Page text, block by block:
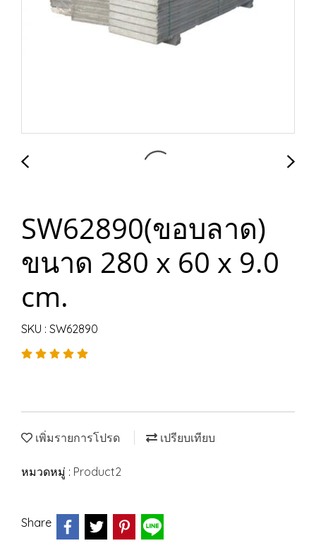
SW62890(ขอบลาด)
ขนาด 280 x 60 x 9.0
cm.
SKU : SW62890
เพิ่มรายการโปรด เปรียบเทียบ
หมวดหมู่ : Product2
Share